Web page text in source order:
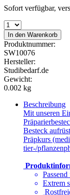
Sofort verfügbar,
In den Warenkorb
Produktnummer:
SW10076
Hersteller:
Studibedarf.de
Gewicht:
0.002 kg
Beschreibung
Mit unseren
Besteck
Präpkurs
tier-/
Extrem